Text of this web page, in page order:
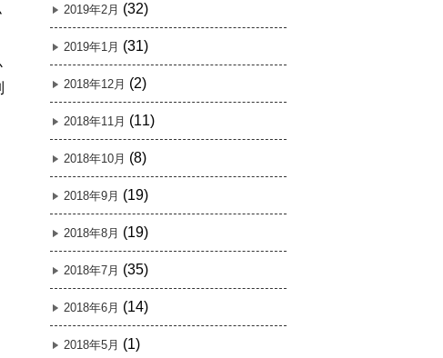
2019年2月 (32)
2019年1月 (31)
2018年12月 (2)
2018年11月 (11)
2018年10月 (8)
2018年9月 (19)
2018年8月 (19)
2018年7月 (35)
2018年6月 (14)
2018年5月 (1)